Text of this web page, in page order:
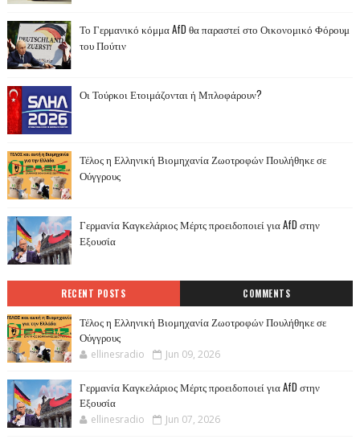
Το Γερμανικό κόμμα AfD θα παραστεί στο Οικονομικό Φόρουμ
του Πούτιν
Οι Τούρκοι Ετοιμάζονται ή Μπλοφάρουν?
Τέλος η Ελληνική Βιομηχανία Ζωοτροφών Πουλήθηκε σε
Ούγγρους
Γερμανία Καγκελάριος Μέρτς προειδοποιεί για AfD στην
Εξουσία
RECENT POSTS COMMENTS
Τέλος η Ελληνική Βιομηχανία Ζωοτροφών Πουλήθηκε σε
Ούγγρους
ellinesradio Jun 09, 2026
Γερμανία Καγκελάριος Μέρτς προειδοποιεί για AfD στην
Εξουσία
ellinesradio Jun 07, 2026